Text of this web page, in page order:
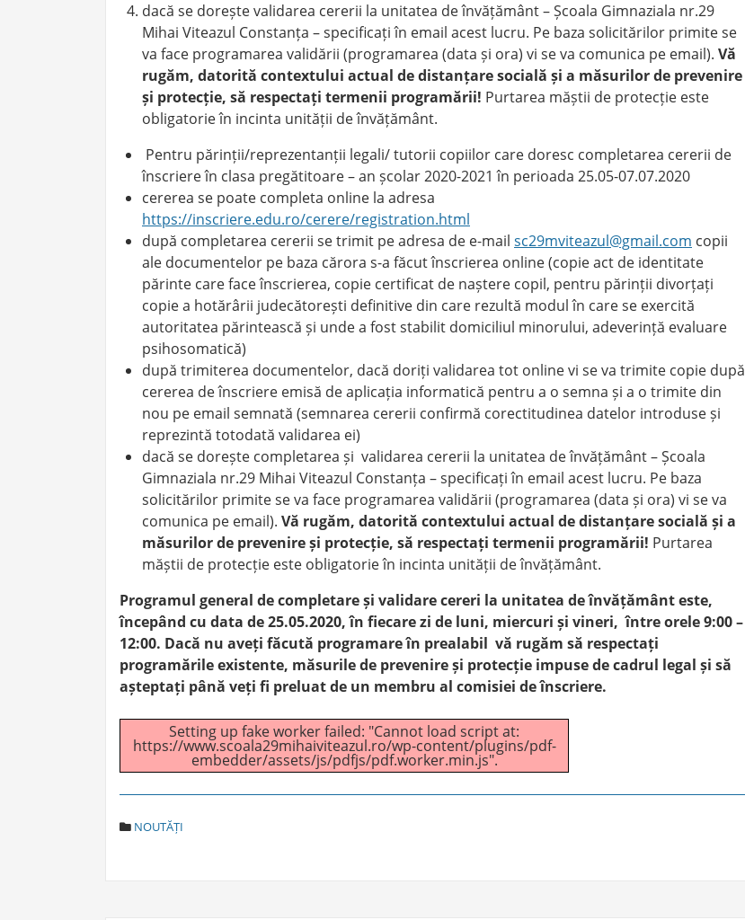
dacă se dorește validarea cererii la unitatea de învățământ – Școala Gimnaziala nr.29
Mihai Viteazul Constanța – specificați în email acest lucru. Pe baza solicitărilor primite se
va face programarea validării (programarea (data și ora) vi se va comunica pe email). Vă
rugăm, datorită contextului actual de distanțare socială și a măsurilor de prevenire
și protecție, să respectați termenii programării! Purtarea măștii de protecție este
obligatorie în incinta unității de învățământ.
Pentru părinții/reprezentanții legali/ tutorii copiilor care doresc completarea cererii de
înscriere în clasa pregătitoare – an școlar 2020-2021 în perioada 25.05-07.07.2020
cererea se poate completa online la adresa
https://inscriere.edu.ro/cerere/registration.html
după completarea cererii se trimit pe adresa de e-mail sc29mviteazul@gmail.com copii
ale documentelor pe baza cărora s-a făcut înscrierea online (copie act de identitate
părinte care face înscrierea, copie certificat de naștere copil, pentru părinții divorțați
copie a hotărârii judecătorești definitive din care rezultă modul în care se exercită
autoritatea părintească și unde a fost stabilit domiciliul minorului, adeverință evaluare
psihosomatică)
după trimiterea documentelor, dacă doriți validarea tot online vi se va trimite copie după
cererea de înscriere emisă de aplicația informatică pentru a o semna și a o trimite din
nou pe email semnată (semnarea cererii confirmă corectitudinea datelor introduse și
reprezintă totodată validarea ei)
dacă se dorește completarea și validarea cererii la unitatea de învățământ – Școala
Gimnaziala nr.29 Mihai Viteazul Constanța – specificați în email acest lucru. Pe baza
solicitărilor primite se va face programarea validării (programarea (data și ora) vi se va
comunica pe email). Vă rugăm, datorită contextului actual de distanțare socială și a
măsurilor de prevenire și protecție, să respectați termenii programării! Purtarea
măștii de protecție este obligatorie în incinta unității de învățământ.
Programul general de completare și validare cereri la unitatea de învățământ este,
începând cu data de 25.05.2020, în fiecare zi de luni, miercuri și vineri, între orele 9:00 –
12:00. Dacă nu aveți făcută programare în prealabil vă rugăm să respectați
programările existente, măsurile de prevenire și protecție impuse de cadrul legal și să
așteptați până veți fi preluat de un membru al comisiei de înscriere.
Setting up fake worker failed: "Cannot load script at:
https://www.scoala29mihaiviteazul.ro/wp-content/plugins/pdf-
embedder/assets/js/pdfjs/pdf.worker.min.js".
C
NOUTĂȚI